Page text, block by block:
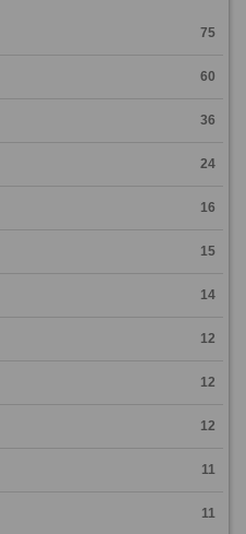
75
60
36
24
16
15
14
12
12
12
11
11